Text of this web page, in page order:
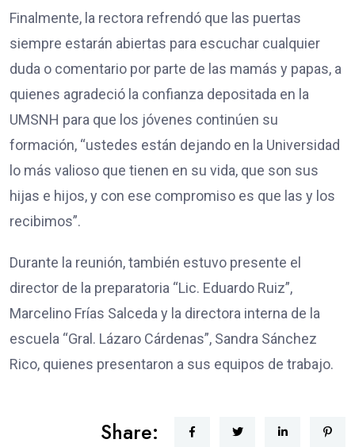
Finalmente, la rectora refrendó que las puertas
siempre estarán abiertas para escuchar cualquier
duda o comentario por parte de las mamás y papas, a
quienes agradeció la confianza depositada en la
UMSNH para que los jóvenes continúen su
formación, “ustedes están dejando en la Universidad
lo más valioso que tienen en su vida, que son sus
hijas e hijos, y con ese compromiso es que las y los
recibimos”.
Durante la reunión, también estuvo presente el
director de la preparatoria “Lic. Eduardo Ruiz”,
Marcelino Frías Salceda y la directora interna de la
escuela “Gral. Lázaro Cárdenas”, Sandra Sánchez
Rico, quienes presentaron a sus equipos de trabajo.
Share: